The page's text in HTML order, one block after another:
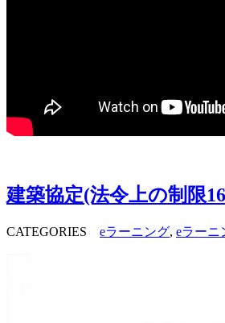
建築協定(法令上の制限
CATEGORIES eラーニング, eラーニ